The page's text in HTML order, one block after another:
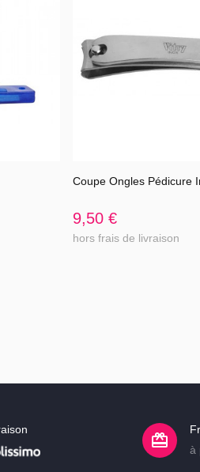
Voir
Coupe Ongles Pédicure
9,50 €
hors frais de livraison
à